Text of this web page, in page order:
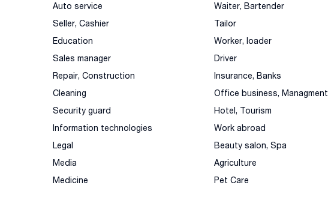
Auto service
Seller, Cashier
Education
Sales manager
Repair, Construction
Cleaning
Security guard
Information technologies
Legal
Media
Medicine
Waiter, Bartender
Tailor
Worker, loader
Driver
Insurance, Banks
Office business, Managment
Hotel, Tourism
Work abroad
Beauty salon, Spa
Agriculture
Pet Care